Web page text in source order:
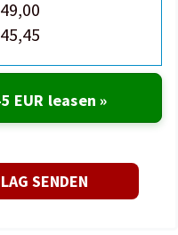
EUR leasen »
SENDEN